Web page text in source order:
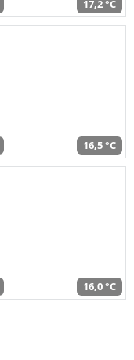
17,2 °C
16,5 °C
16,0 °C